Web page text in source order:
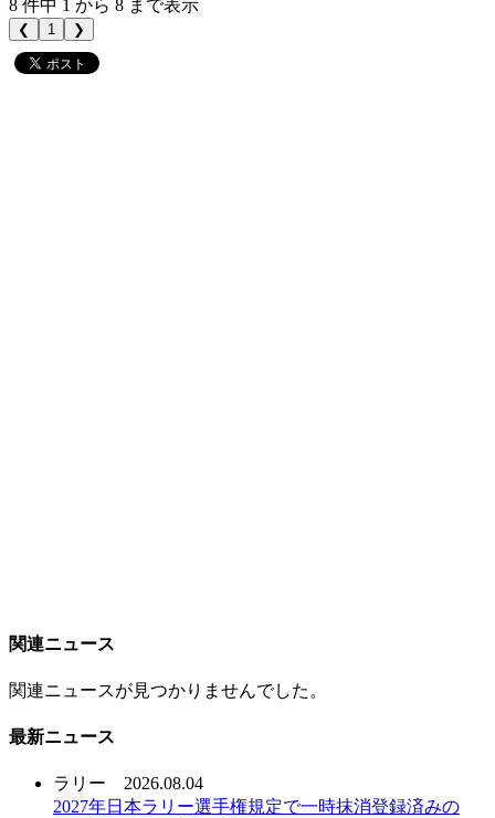
8 件中 1 から 8 まで表示
❮ 1 ❯
関連ニュース
関連ニュースが見つかりませんでした。
最新ニュース
ラリー
2026.08.04
2027年日本ラリー選手権規定で一時抹消登録済みの